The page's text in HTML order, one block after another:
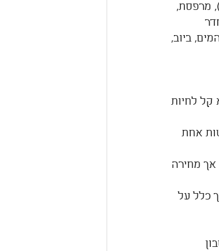
מרפסת,
ביוב,
קל לחיות
אחת
אך מחירה
כלל על